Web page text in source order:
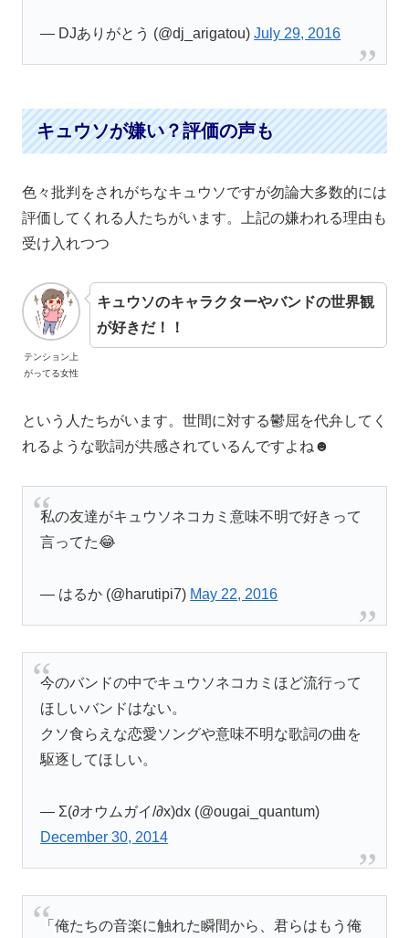
— DJありがとう (@dj_arigatou)July 29, 2016
キュウソが嫌い？評価の声も
色々批判をされがちなキュウソですが勿論大多数的には
評価してくれる人たちがいます。上記の嫌われる理由も
受け入れつつ
テンション上
がってる女性
キュウソのキャラクターやバンドの世界観
が好きだ！！
という人たちがいます。世間に対する鬱屈を代弁してく
れるような歌詞が共感されているんですよね☻
私の友達がキュウソネコカミ意味不明で好きって
言ってた😂
— はるか (@harutipi7) May 22, 2016
今のバンドの中でキュウソネコカミほど流行って
ほしいバンドはない。
クソ食らえな恋愛ソングや意味不明な歌詞の曲を
駆逐してほしい。
— Σ(∂オウムガイ/∂x)dx (@ougai_quantum)
December 30, 2014
「俺たちの音楽に触れた瞬間から、君らはもう俺